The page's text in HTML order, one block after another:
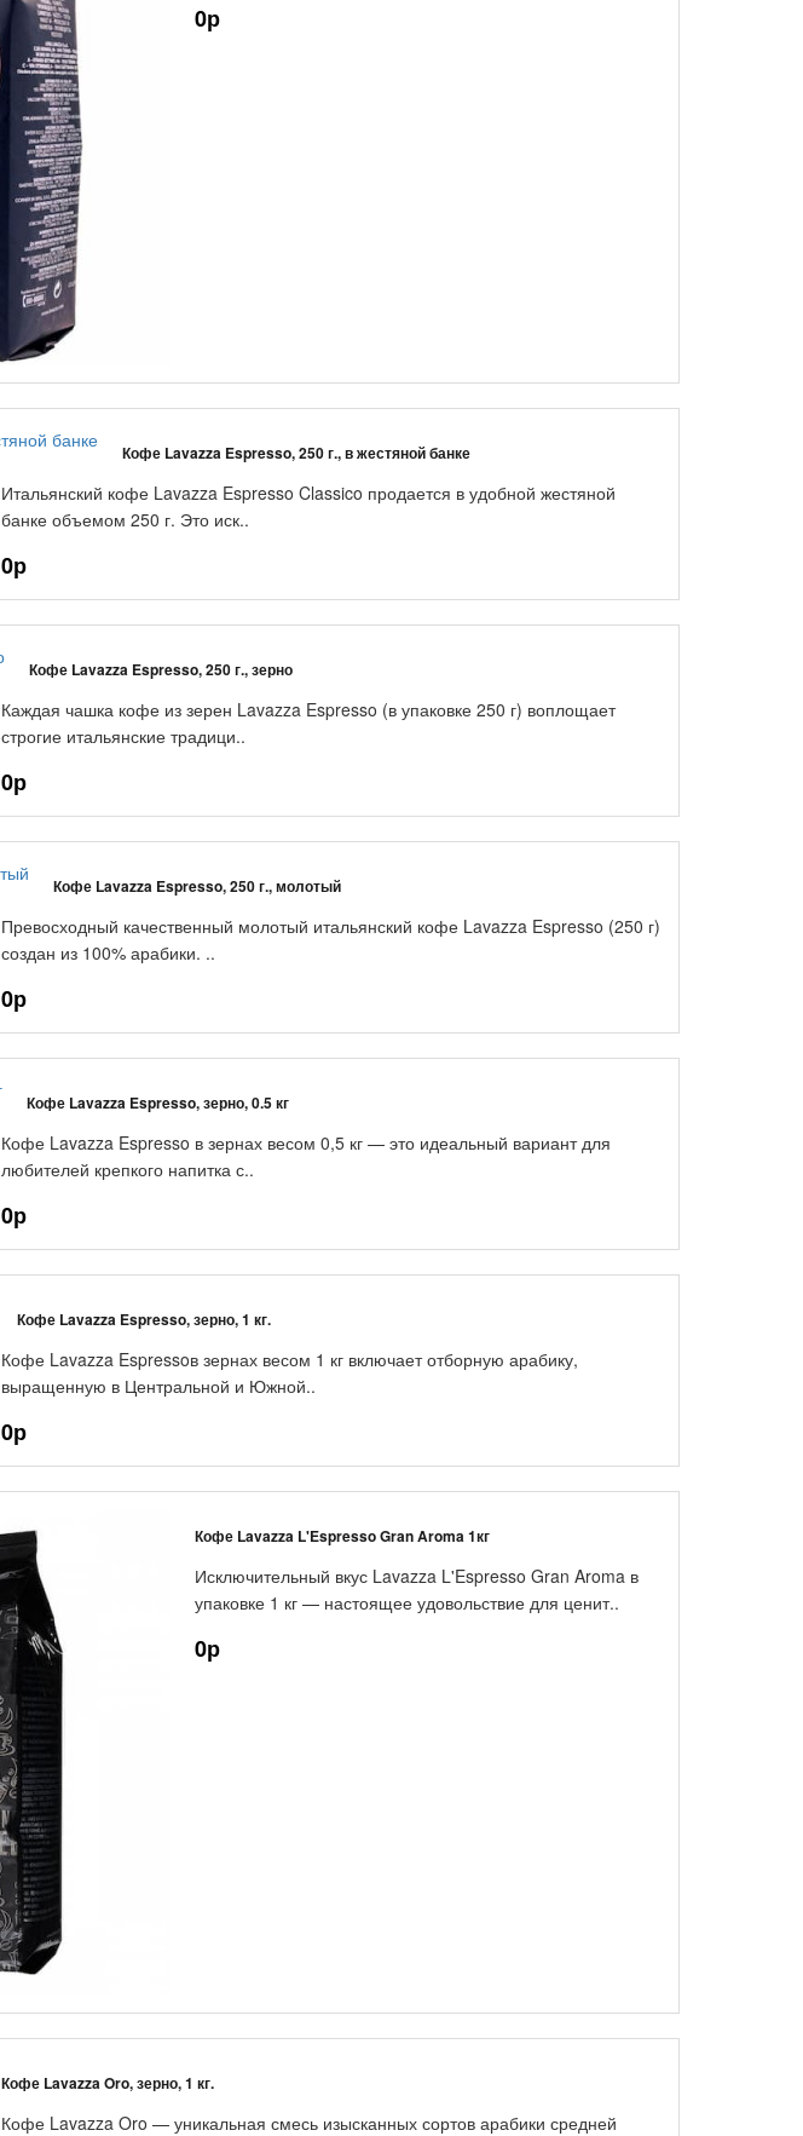
0р
Кофе Lavazza Espresso, 250 г., в жестяной банке
Итальянский кофе Lavazza Espresso Classico продается в удобной жестяной
банке объемом 250 г. Это иск..
0р
Кофе Lavazza Espresso, 250 г., зерно
Каждая чашка кофе из зерен Lavazza Espresso (в упаковке 250 г) воплощает
строгие итальянские традици..
0р
Кофе Lavazza Espresso, 250 г., молотый
Превосходный качественный молотый итальянский кофе Lavazza Espresso (250 г)
создан из 100% арабики. ..
0р
Кофе Lavazza Espresso, зерно, 0.5 кг
Кофе Lavazza Espresso в зернах весом 0,5 кг — это идеальный вариант для
любителей крепкого напитка с..
0р
Кофе Lavazza Espresso, зерно, 1 кг.
Кофе Lavazza Espressoв зернах весом 1 кг включает отборную арабику,
выращенную в Центральной и Южной..
0р
Кофе Lavazza L'Espresso Gran Aroma 1кг
Исключительный вкус Lavazza L'Espresso Gran Aroma в
упаковке 1 кг — настоящее удовольствие для ценит..
0р
Кофе Lavazza Oro, зерно, 1 кг.
Кофе Lavazza Oro — уникальная смесь изысканных сортов арабики средней